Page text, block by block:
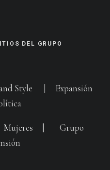
DEL GRUPO
Style
Expansión
Mujeres
Grupo